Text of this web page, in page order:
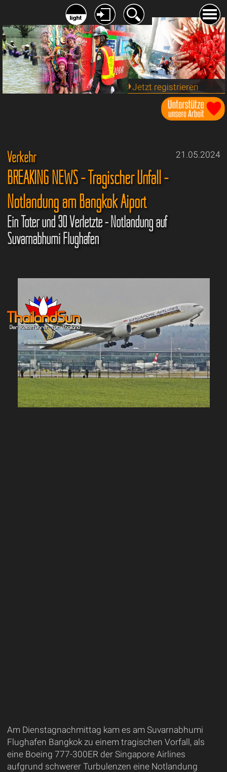
Jetzt registrieren
21.05.2024
Verkehr
BREAKING NEWS - Tragischer Unfall -
Notlandung am Bangkok Aiport
Ein Toter und 30 Verletzte - Notlandung auf
Suvarnabhumi Flughafen
Am Dienstagnachmittag kam es am Suvarnabhumi
Flughafen Bangkok zu einem tragischen Vorfall, als
eine Boeing 777-300ER der Singapore Airlines
aufgrund schwerer Turbulenzen eine Notlandung